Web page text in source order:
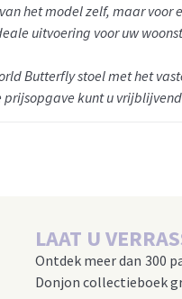
het model zelf, maar
uitvoering voor uw
Butterfly stoel met het
prijsopgave kunt u vrijblijvend
LAAT U
Ontdek meer dan 300
Donjon collectieboek